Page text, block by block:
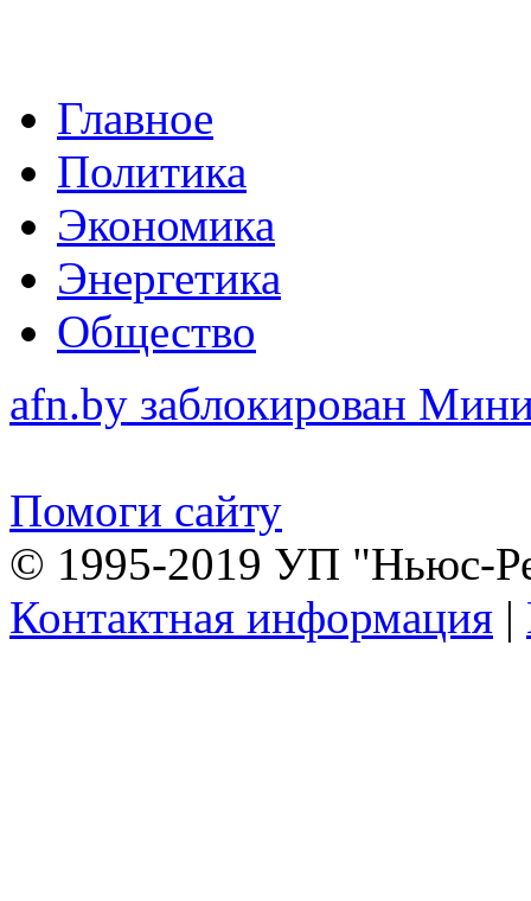
Главное
Политика
Экономика
Энергетика
Общество
afn.by заблокирован
Помоги сайту
© 1995-2019 УП "Ньюс-
Контактная информация |